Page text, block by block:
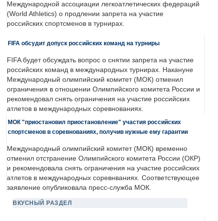
Международной ассоциации легкоатлетических федераций
(World Athletics) о продлении запрета на участие
российских спортсменов в турнирах.
FIFA обсудит допуск российских команд на турниры
FIFA будет обсуждать вопрос о снятии запрета на участие
российских команд в международных турнирах. Накануне
Международный олимпийский комитет (МОК) отменил
ограничения в отношении Олимпийского комитета России и
рекомендовал снять ограничения на участие российских
атлетов в международных соревнованиях.
МОК "приостановил приостановление" участия российских
спортсменов в соревнованиях, получив нужные ему гарантии
Международный олимпийский комитет (МОК) временно
отменил отстранение Олимпийского комитета России (ОКР)
и рекомендовала снять ограничения на участие российских
атлетов в международных соревнваниях. Соответствующее
заявление опубликовала пресс-служба МОК.
ВКУСНЫЙ РАЗДЕЛ